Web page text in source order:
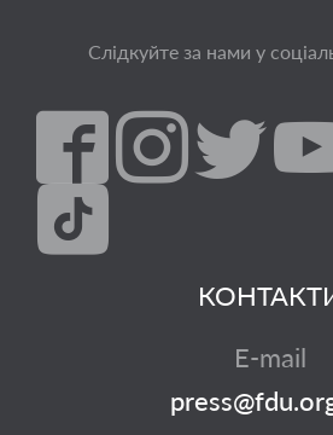
Слідкуйте за нами у
E-mail